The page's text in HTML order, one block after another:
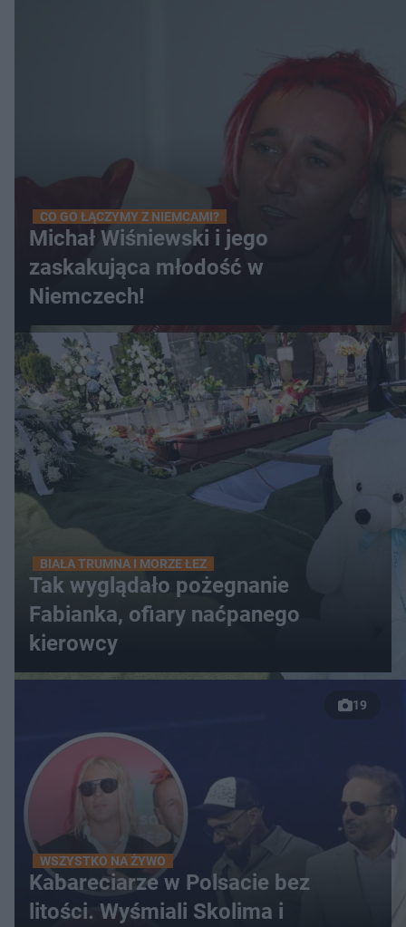
CO GO ŁĄCZYMY Z NIEMCAMI?
Michał Wiśniewski i jego
zaskakująca młodość w
Niemczech!
BIAŁA TRUMNA I MORZE ŁEZ
Tak wyglądało pożegnanie
Fabianka, ofiary naćpanego
kierowcy
19
WSZYSTKO NA ŻYWO
Kabareciarze w Polsacie bez
litości. Wyśmiali Skolima i